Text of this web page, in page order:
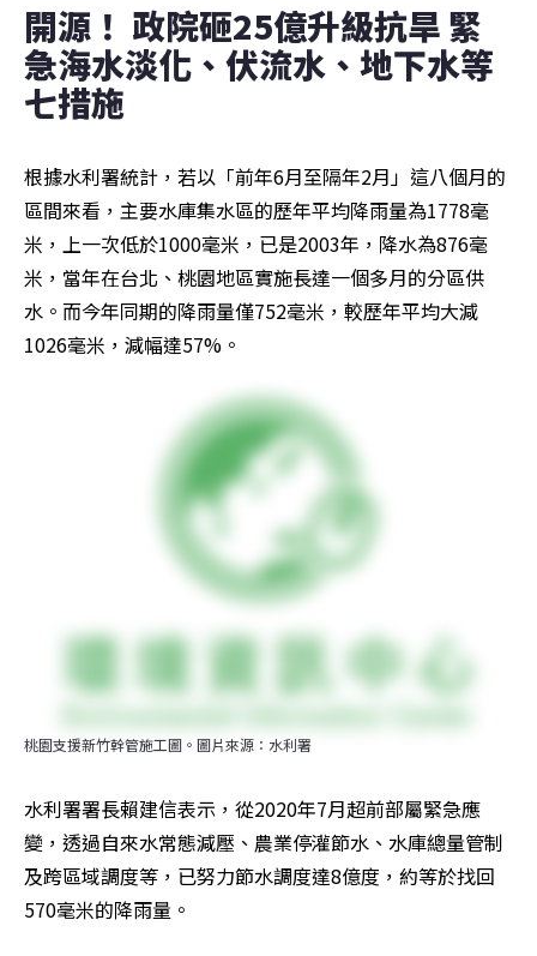
開源！ 政院砸25億升級抗旱 緊
急海水淡化、伏流水、地下水等
七措施
根據水利署統計，若以「前年6月至隔年2月」這八個月的
區間來看，主要水庫集水區的歷年平均降雨量為1778毫
米，上一次低於1000毫米，已是2003年，降水為876毫
米，當年在台北、桃園地區實施長達一個多月的分區供
水。而今年同期的降雨量僅752毫米，較歷年平均大減
1026毫米，減幅達57%。
桃園支援新竹幹管施工圖。圖片來源：水利署
水利署署長賴建信表示，從2020年7月超前部屬緊急應
變，透過自來水常態減壓、農業停灌節水、水庫總量管制
及跨區域調度等，已努力節水調度達8億度，約等於找回
570毫米的降雨量。